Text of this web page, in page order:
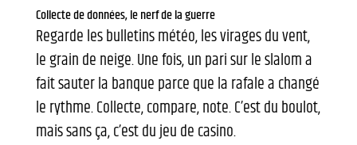
Collecte de données, le nerf de la guerre
Regarde les bulletins météo, les virages du vent,
le grain de neige. Une fois, un pari sur le slalom a
fait sauter la banque parce que la rafale a changé
le rythme. Collecte, compare, note. C’est du boulot,
mais sans ça, c’est du jeu de casino.